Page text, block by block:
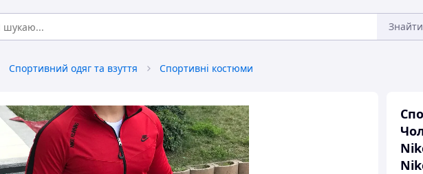
Знайти
Спортивний одяг та взуття Спортивні костюми